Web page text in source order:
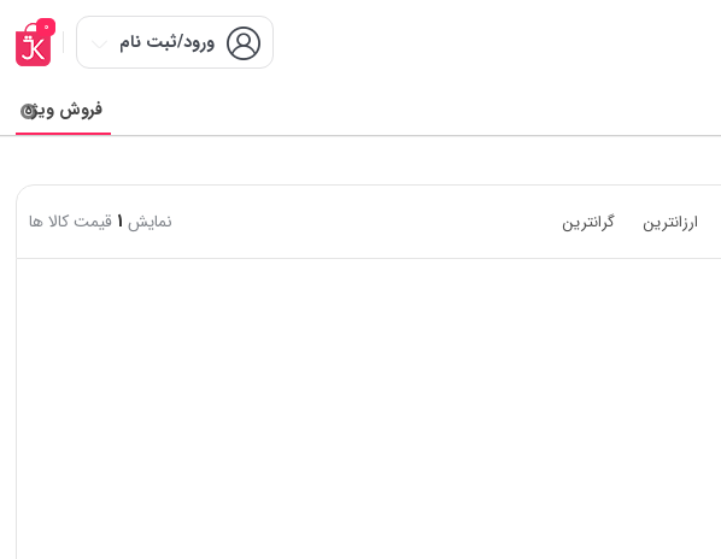
ورود/ثبت نام
0
فروش ویژه
ارزانترین گرانترین نمایش 1 قیمت کالا ها